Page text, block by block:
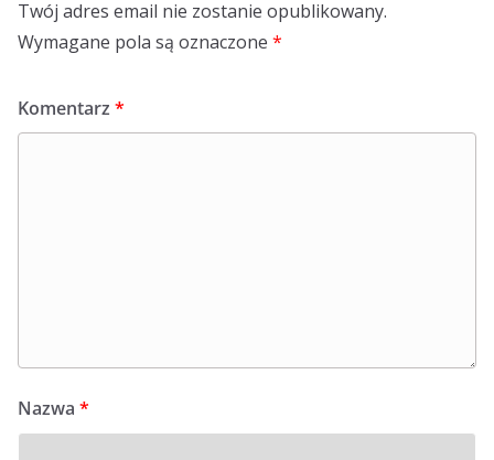
Twój adres email nie zostanie opublikowany.
Wymagane pola są oznaczone *
Komentarz *
Nazwa *